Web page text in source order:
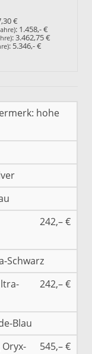
€
: 1.458,- €
:3.462,75 €
: 5.346,- €
hohe
242,– €
Schwarz
242,– €
Blau
545,– €